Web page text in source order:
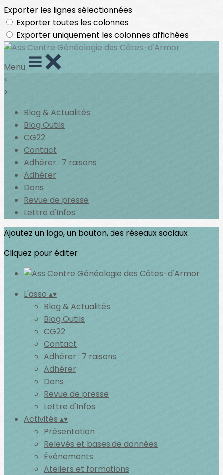
Exporter les lignes sélectionnées
Exporter toutes les colonnes
Exporter uniquement les colonnes affichées
Menu
<
>
Blog & Actualités
Blog Outils
CG22
Contact
Adhérer : 7 raisons
Adhérer
Dons
Revue de presse
Lettre d'Infos
Ajoutez un logo, un bouton, des réseaux sociaux
Cliquez pour éditer
L'asso ▴▾
Blog & Actualités
Blog Outils
CG22
Contact
Adhérer : 7 raisons
Adhérer
Dons
Revue de presse
Lettre d'Infos
Activités ▴▾
Présentation
Relevés et bases de données
Événements
Ateliers et formations